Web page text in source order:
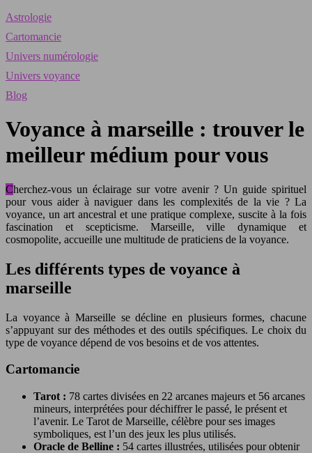
Astrologie
Cartomancie
Univers numérologie
Univers voyance
Blog
Voyance à marseille : trouver le
meilleur médium pour vous
Cherchez-vous un éclairage sur votre avenir ? Un guide spirituel
pour vous aider à naviguer dans les complexités de la vie ? La
voyance, un art ancestral et une pratique complexe, suscite à la fois
fascination et scepticisme. Marseille, ville dynamique et
cosmopolite, accueille une multitude de praticiens de la voyance.
Les différents types de voyance à
marseille
La voyance à Marseille se décline en plusieurs formes, chacune
s’appuyant sur des méthodes et des outils spécifiques. Le choix du
type de voyance dépend de vos besoins et de vos attentes.
Cartomancie
Tarot : 78 cartes divisées en 22 arcanes majeurs et 56 arcanes
mineurs, interprétées pour déchiffrer le passé, le présent et
l’avenir. Le Tarot de Marseille, célèbre pour ses images
symboliques, est l’un des jeux les plus utilisés.
Oracle de Belline : 54 cartes illustrées, utilisées pour obtenir